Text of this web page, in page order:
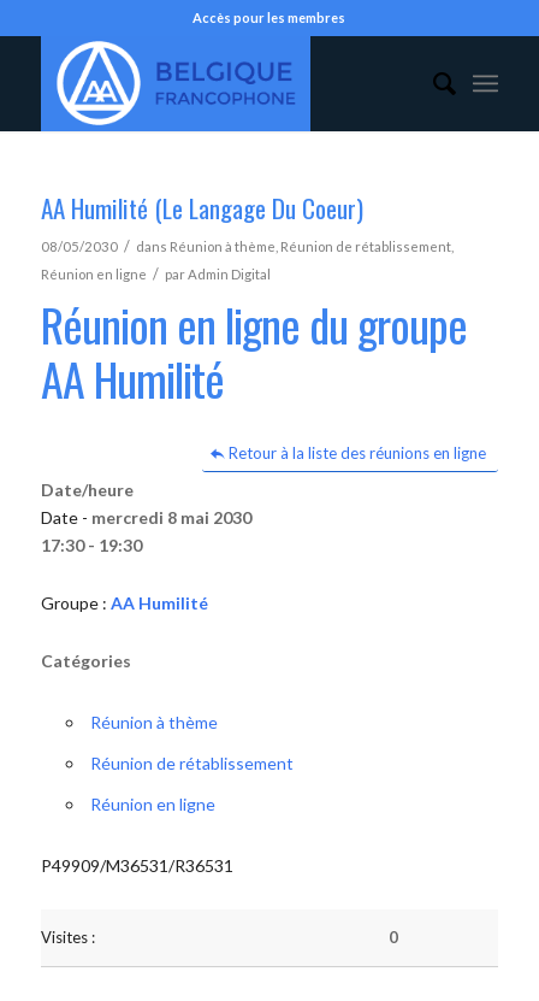
Accès pour les membres
AA Humilité (Le Langage Du Coeur)
08/05/2030 / dans Réunion à thème Réunion de rétablissement,
Réunion en ligne / parAdmin Digital
Réunion en ligne du groupe
AA Humilité
Retour à la liste des réunions en ligne
Date/heure
Date - mercredi 8 mai 2030
17:30 - 19:30
Groupe : AA Humilité
Catégories
Réunion à thème
Réunion de rétablissement
Réunion en ligne
P49909/M36531/R36531
Visites : 0